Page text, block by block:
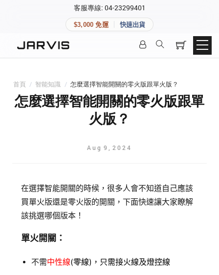
客服專線: 04-23299401
$3,000 免運 快速出貨
首頁 / 智能知識 / 怎麼選擇智能開關的零火版跟單火版？
怎麼選擇智能開關的零火版跟單
火版？
Aug 9 2024
在選擇智能開關的時候，很多人會不知道自己應該
買單火版還是零火版的開關，下面快速讓大家瞭解
該挑選哪個版本！
單火開關：
不需中性線(零線)，只需接火線及燈控線
快速連結
Matter 智慧家庭
精品家電
登入後可查看訂單、會員資料與收藏清單。
密碼
登入會員
快速連結
追蹤我的訂單
會員資料管理
查看我的最愛